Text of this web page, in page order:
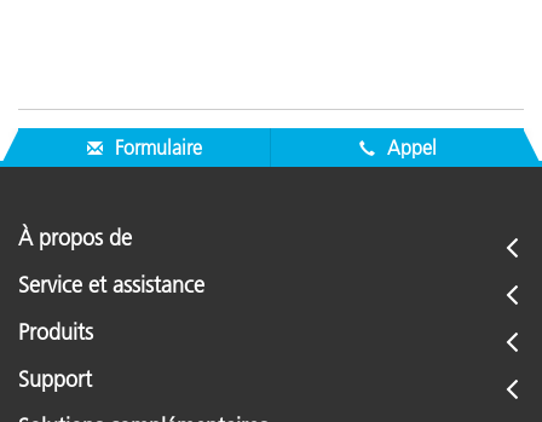
Formulaire Appel
À propos de
Service et assistance
Produits
Support